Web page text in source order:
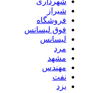
شیراز
فروشگاه
فوق لیسانس
لیسانس
مرد
مشهد
مهندس
نفت
یزد